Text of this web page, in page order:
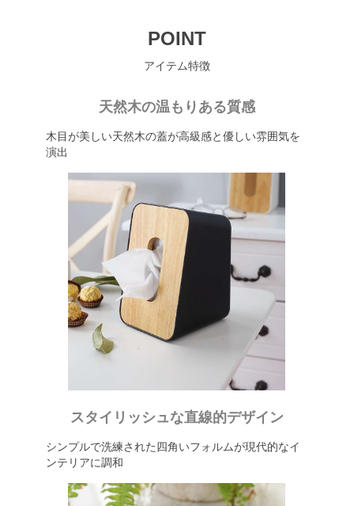
POINT
アイテム特徴
天然木の温もりある質感
木目が美しい天然木の蓋が高級感と優しい雰囲気を
演出
スタイリッシュな直線的デザイン
シンプルで洗練された四角いフォルムが現代的なイ
ンテリアに調和